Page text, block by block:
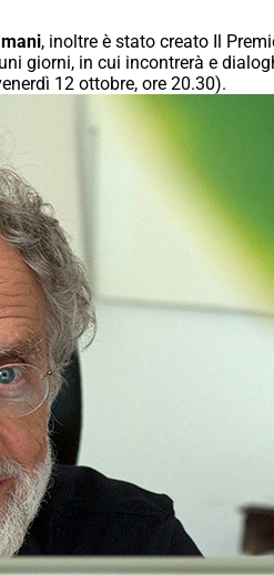
, inoltre è stato creato Il
giorni, in cui incontrerà e
12 ottobre, ore 20.30).